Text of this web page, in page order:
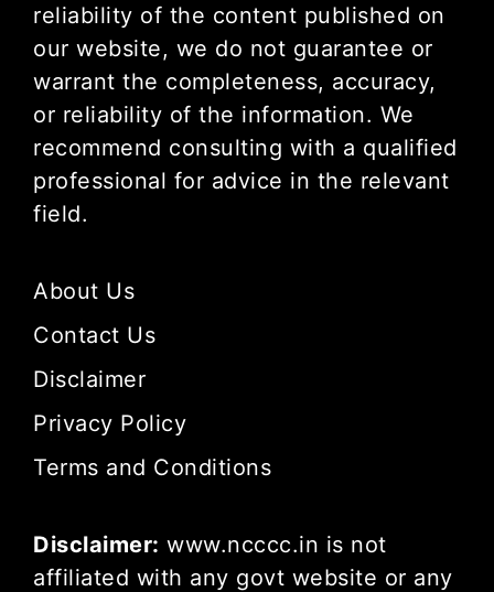
reliability of the content published on
our website, we do not guarantee or
warrant the completeness, accuracy,
or reliability of the information. We
recommend consulting with a qualified
professional for advice in the relevant
field.
About Us
Contact Us
Disclaimer
Privacy Policy
Terms and Conditions
Disclaimer: www.ncccc.in is not
affiliated with any govt website or any